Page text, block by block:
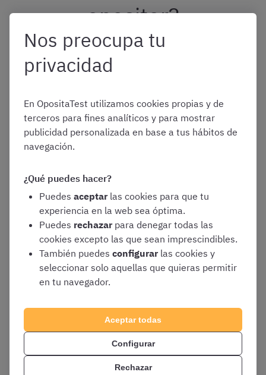
opositor?
Una de las preguntas habituales es cuáles son las
mejores agendas para opositores. La respuesta es que
necesidades y a vuestra forma de estudiar.
Una de las características a tener en cuenta es el tipo de
encuadernación
durante el día, ya que es flexible y no ocupará mucho
espacio. En cambio, otros tipos como la encuadernación
en espiral, por ejemplo, destacan porque permiten abrir
la agenda hasta 360 grados para que sea más cómodo
escribir en ella.
Otro aspecto a valorar, como hemos comentado
anteriormente, es eltipo de organización. Una agenda
vista diariaofrece más espacio a escribir, una
vistazo, y una
agenda mensual
asegurará que no se os
olvida ninguna fecha importante.
Nos preocupa tu
privacidad
En OpositaTest utilizamos cookies propias y de
terceros para fines analíticos y para mostrar
publicidad personalizada en base a tus hábitos de
navegación.
¿Qué puedes hacer?
Puedes aceptar las cookies para que tu
experiencia en la web sea óptima.
Puedes rechazar para denegar todas las
cookies excepto las que sean imprescindibles.
También puedes configurar las cookies y
seleccionar solo aquellas que quieras permitir
en tu navegador.
Aceptar todas
Configurar
Rechazar